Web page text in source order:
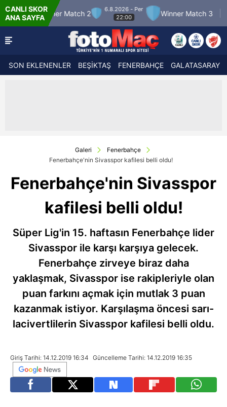
CANLI SKOR
ANA SAYFA
Match 2
6.8.2026 - Per
22:00
Winner Match 3 Boluspor
SON EKLENENLER BEŞİKTAŞ FENERBAHÇE GALATASARAY
Galeri
Fenerbahçe
Fenerbahçe'nin Sivasspor kafilesi belli oldu!
Fenerbahçe'nin Sivasspor
kafilesi belli oldu!
Süper Lig'in 15. haftasın Fenerbahçe lider
Sivasspor ile karşı karşıya gelecek.
Fenerbahçe zirveye biraz daha
yaklaşmak, Sivasspor ise rakipleriyle olan
puan farkını açmak için mutlak 3 puan
kazanmak istiyor. Karşılaşma öncesi sarı-
lacivertlilerin Sivasspor kafilesi belli oldu.
Giriş Tarihi: 14.12.2019 16:34 Güncelleme Tarihi: 14.12.2019 16:35